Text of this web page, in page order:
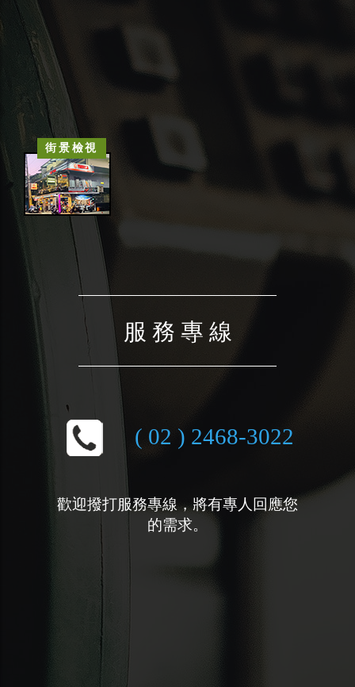
街景檢視
服 務 專 線
( 02 ) 2468-3022
歡迎撥打服務專線，將有專人回應您
的需求。